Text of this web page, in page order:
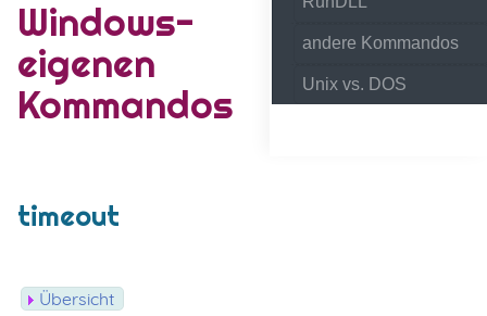
andere Kommandos
Unix vs. DOS
Windows-
eigenen
Kommandos
timeout
Übersicht